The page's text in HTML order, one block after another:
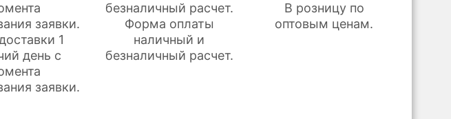
1
день с
заявки.
Форма оплаты
наличный и
безналичный расчет.
В розницу по
оптовым ценам.